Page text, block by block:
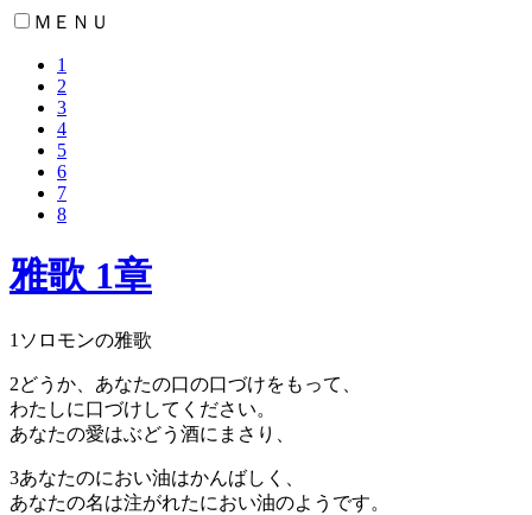
ＭＥＮＵ
1
2
3
4
5
6
7
8
雅歌 1章
1 ソロモンの雅歌
2どうか、あなたの口の口づけをもって、
わたしに口づけしてください。
あなたの愛はぶどう酒にまさり、
3あなたのにおい油はかんばしく、
あなたの名は注がれたにおい油のようです。